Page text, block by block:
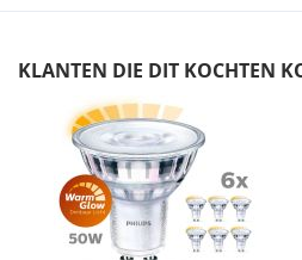
KLANTEN DIE DIT KOCHTEN
Skip
carousel